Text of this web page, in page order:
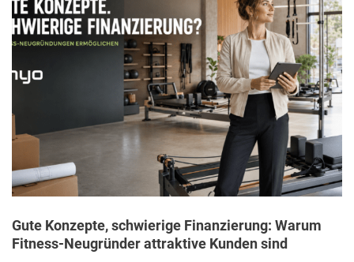
Gute Konzepte, schwierige Finanzierung: Warum
Fitness-Neugründer attraktive Kunden sind